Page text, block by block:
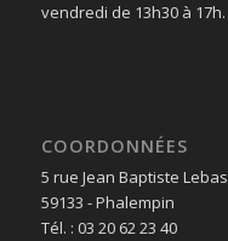
vendredi de 13h30 à 17h.
COORDONNÉES
5 rue Jean Baptiste Lebas
59133 - Phalempin
Tél. : 03 20 62 23 40